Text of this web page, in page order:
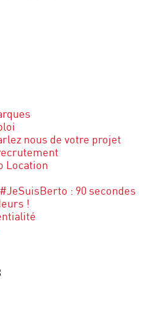
nous de votre projet
Location
: 90 secondes
!